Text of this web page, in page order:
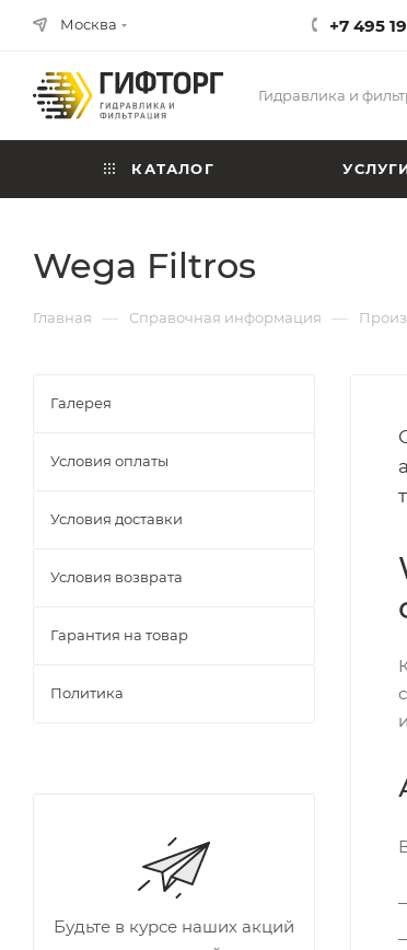
Москва +7 495
Гидравлика и
КАТАЛОГ
Wega Filtros
Главная — Справочная информация —
Галерея
Условия оплаты
Условия доставки
Условия возврата
Гарантия на товар
Политика
Будьте в курсе наших акций